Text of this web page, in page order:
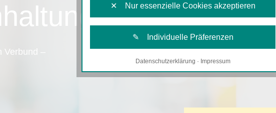
Verbund –
✕ Nur essenzielle Cookies akzeptieren
✎ Individuelle Präferenzen
Notwendige Cookies
Datenschutzerklärung · Impressum